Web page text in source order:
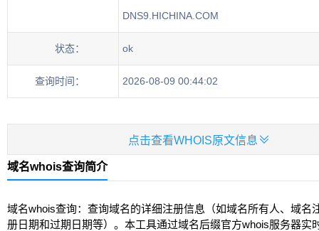
DNS9.HICHINA.COM
状态： ok
查询时间： 2026-08-09 00:44:02
点击查看WHOIS原文信息 
域名whois查询简介
域名whois查询：查询域名的详细注册信息（如域名所有人、域名
册日期和过期日期等）。本工具通过域名后缀官方whois服务器实